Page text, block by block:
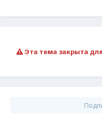
Эта тема закрыта